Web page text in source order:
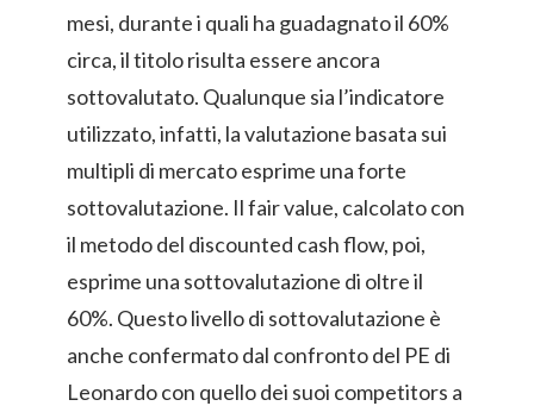
mesi, durante i quali ha guadagnato il 60%
circa, il titolo risulta essere ancora
sottovalutato. Qualunque sia l’indicatore
utilizzato, infatti, la valutazione basata sui
multipli di mercato esprime una forte
sottovalutazione. Il fair value, calcolato con
il metodo del discounted cash flow, poi,
esprime una sottovalutazione di oltre il
60%. Questo livello di sottovalutazione è
anche confermato dal confronto del PE di
Leonardo con quello dei suoi competitors a